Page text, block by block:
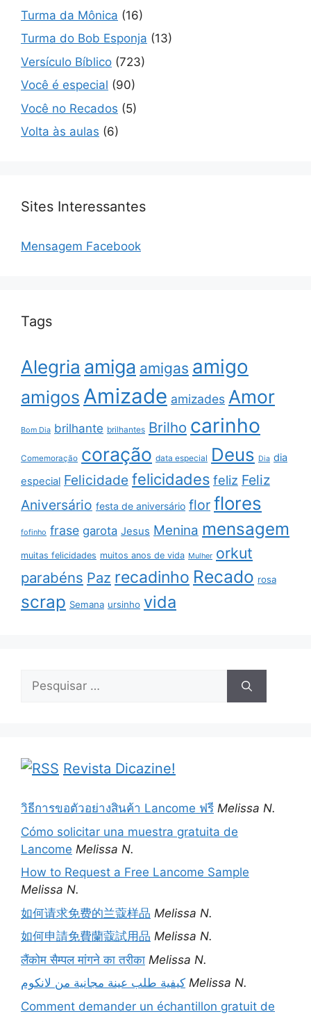
Turma da Mônica (16)
Turma do Bob Esponja (13)
Versículo Bíblico (723)
Você é especial (90)
Você no Recados (5)
Volta às aulas (6)
Sites Interessantes
Mensagem Facebook
Tags
Alegria amiga amigas amigo
amigos Amizade amizades Amor
Bom Dia brilhante brilhantes Brilho carinho
Comemoração coração data especial Deus Dia dia
especial Felicidade felicidades feliz Feliz
Aniversário festa de aniversário flor flores
fofinho frase garota Jesus Menina mensagem
muitas felicidades muitos anos de vida Mulher orkut
parabéns Paz recadinho Recado rosa
scrap Semana ursinho vida
Pesquisar
Revista Dicazine!
วิธีการขอตัวอย่างสินค้า Lancome ฟรี Melissa N.
Cómo solicitar una muestra gratuita de
Lancome Melissa N.
How to Request a Free Lancome Sample
Melissa N.
如何请求免费的兰蔻样品 Melissa N.
如何申請免費蘭蔻試用品 Melissa N.
लैंकोम सैम्पल मांगने का तरीका Melissa N.
كيفية طلب عينة مجانية من لانكوم Melissa N.
Comment demander un échantillon gratuit de